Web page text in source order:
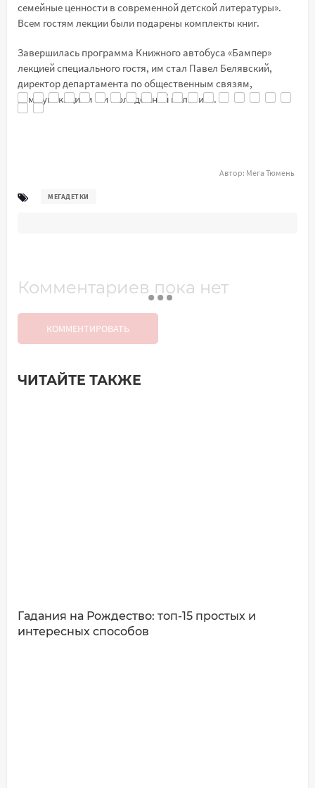
семейные ценности в современной детской литературы».
Всем гостям лекции были подарены комплекты книг.
Завершилась программа Книжного автобуса «Бампер»
лекцией специального гостя, им стал Павел Белявский,
директор департамента по общественным связям,
коммуникациям и и молодежной политике.
МЕГАДЕТКИ
Автор: Мега Тюмень
Комментариев пока нет
КОММЕНТИРОВАТЬ
Добавить комментарий
ЧИТАЙТЕ ТАКЖЕ
Гадания на Рождество: топ-15 простых и
интересных способов